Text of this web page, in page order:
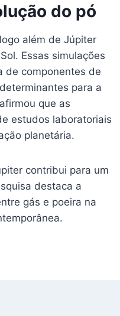
do pó
além de Júpiter
Essas simulações
de componentes de
para a
que as
estudos laboratoriais
planetária.
contribui para um
destaca a
gás e poeira na